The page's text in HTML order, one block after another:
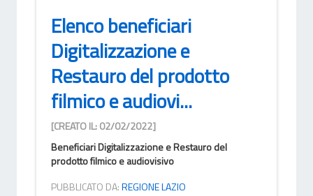
Elenco beneficiari
Digitalizzazione e
Restauro del prodotto
filmico e audiovi...
[CREATO IL: 02/02/2022]
Beneficiari Digitalizzazione e Restauro del
prodotto filmico e audiovisivo
PUBBLICATO DA:REGIONE LAZIO